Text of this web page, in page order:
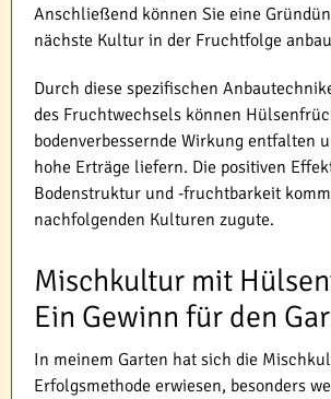
Anschließend können Sie eine
nächste Kultur in der Fruchtfolge
Durch diese spezifischen
des Fruchtwechsels können
bodenverbessernde Wirkung entfalten
hohe Erträge liefern. Die positiven
Bodenstruktur und -fruchtbarkeit
nachfolgenden Kulturen zugute.
Mischkultur mit
Ein Gewinn für den
In meinem Garten hat sich die
Erfolgsmethode erwiesen, besonders